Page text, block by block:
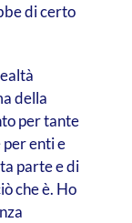
di certo
della
per tante
enti e
parte e di
che è. Ho